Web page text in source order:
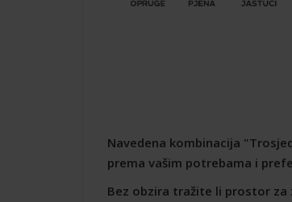
Navedena kombinacija
prema vašim potrebama i
Bez obzira tražite li prostor za